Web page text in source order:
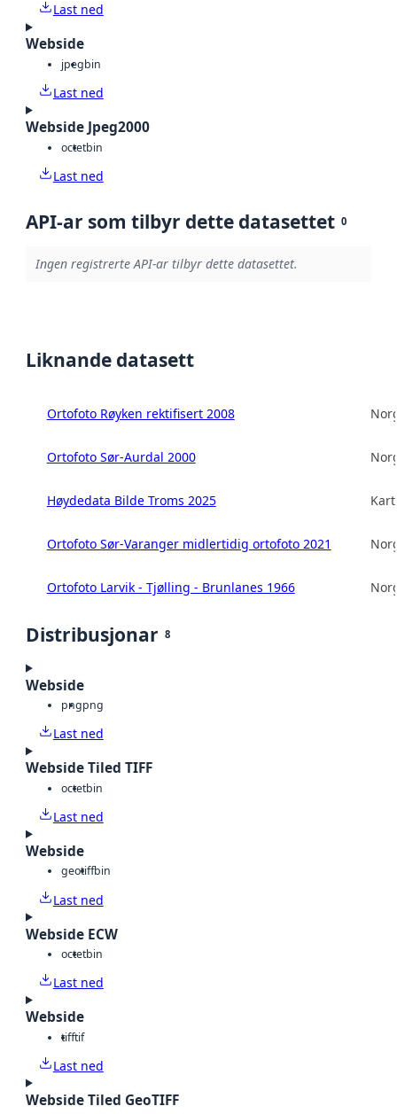
Last ned
Webside
jpegbin
Last ned
Webside Jpeg2000
octetbin
Last ned
API-ar som tilbyr dette datasettet 0
Ingen registrerte API-ar tilbyr dette datasettet.
Liknande datasett
Ortofoto Røyken rektifisert 2008
Ortofoto Sør-Aurdal 2000
Høydedata Bilde Troms 2025
Ortofoto Sør-Varanger midlertidig ortofoto 2021
Ortofoto Larvik - Tjølling - Brunlanes 1966
Distribusjonar 8
Webside
pngpng
Last ned
Webside Tiled TIFF
octetbin
Last ned
Webside
geotiffbin
Last ned
Webside ECW
octetbin
Last ned
Webside
tifftif
Last ned
Webside Tiled GeoTIFF